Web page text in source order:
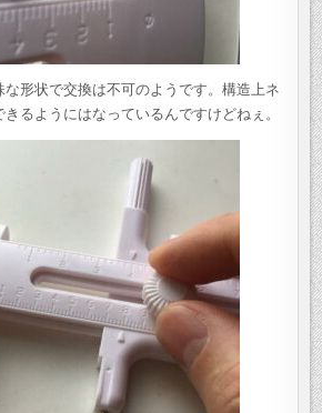
な形状で交換は不可のようです。構造上ネ
るようにはなっているんですけどねぇ。